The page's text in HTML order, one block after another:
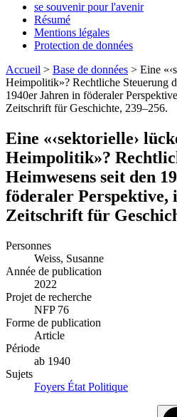
se souvenir pour l'avenir
Résumé
Mentions légales
Protection de données
Accueil > Base de données > Eine
Heimpolitik»? Rechtliche Steuerung
1940er Jahren in föderaler
Zeitschrift für Geschichte, 239–256.
Eine «‹sektorielle›
Heimpolitik»?
Heimwesens seit den
föderaler Perspektive,
Zeitschrift für
Personnes
Weiss, Susanne
Année de publication
2022
Projet de recherche
NFP 76
Forme de publication
Article
Période
ab 1940
Sujets
Foyers État Politique